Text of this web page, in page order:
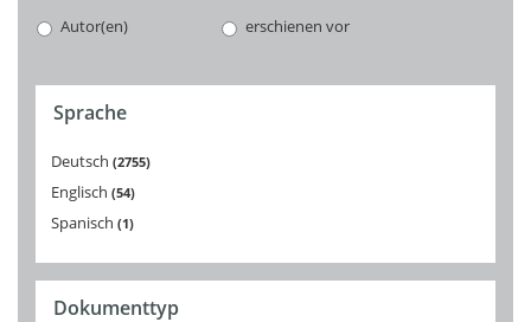
Autor(en)
erschienen vor
Sprache
Deutsch 2755
Englisch 54
Spanisch 1
Dokumenttyp